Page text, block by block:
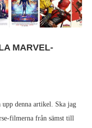
MARVEL-
upp denna artikel. Ska jag
filmerna från sämst till